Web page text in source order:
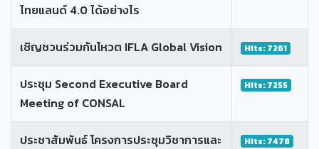
ไทยแลนด์ 4.0 ได้อย่างไร
เชิญชวนร่วมกันโหวต IFLA Global Vision Hits: 7261
ประชุม Second Executive Board
Meeting of CONSAL
Hits: 7255
ประชาสัมพันธ์ โครงการประชุมวิชาการและ
Hits: 7478